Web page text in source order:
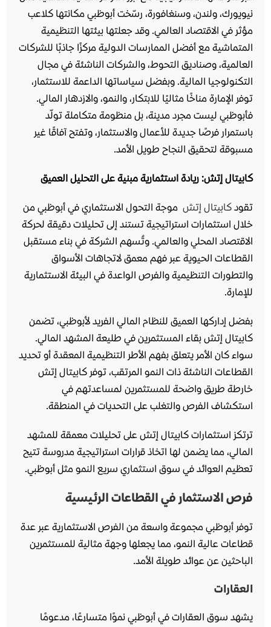
نيويورك، ولندن، وسنغافورة، رسّخت أبوظبي مكانتها كلاعب
مؤثر في الاقتصاد العالمي. وقد جعلتها بيئتها التنظيمية
المتماشية مع أفضل الممارسات الدولية مركزًا جاذبًا للشركات
العالمية، وصناديق التحوط، والشركات الناشئة في مجال
التكنولوجيا المالية. وبفضل سياساتها الداعمة للاستثمار،
توفر الإمارة مناخًا مثاليًا للابتكار، والنمو، والازدهار المالي.
فأبوظبي ليست مجرد مدينة، بل منظومة متكاملة تولّد
باستمرار فرصًا جديدة للأعمال والاستثمار، وتفتح آفاقًا غير
مسبوقة لتحقيق النجاح طويل الأمد.
كابيتال إتش: ريادة استثمارية مبنية على التحليل العميق
تقود كابيتال إتش موجة التحول الاستثماري في أبوظبي من
خلال استثمارات استراتيجية تستند إلى تحليلات دقيقة لحركة
الاقتصاد المحلي والعالمي. وتُسهم الشركة في بناء مستقبل
القطاعات الحيوية عبر فهم معمق لاتجاهات الأسواق
والتطورات التنظيمية والفرص الواعدة في البيئة الاستثمارية
للإمارة.
بفضل إداركها العميق للنظام المالي الفريد لأبوظبي، تضمن
كابيتال إتش بقاء المستثمرين في طليعة المشهد المالي.
سواء كان الأمر يتعلق بفهم الأطر التنظيمية المعقدة أو تحديد
القطاعات الناشئة ذات النمو المرتقب، توفر كابيتال إتش
خارطة طريق واضحة للمستثمرين لمساعدتهم في
استكشاف الفرص والتغلب على التحديات في المنطقة.
ترتكز استثمارات كابيتال إتش على تحليلات معمقة للمشهد
المالي، مما يضمن لها اتخاذ قرارات استراتيجية مدروسة تتيح
تعظيم العوائد في سوق استثماري سريع النمو مثل أبوظبي.
فرص الاستثمار في القطاعات الرئيسية
توفر أبوظبي مجموعة واسعة من الفرص الاستثمارية عبر عدة
قطاعات عالية النمو، مما يجعلها وجهة مثالية للمستثمرين
الباحثين عن عوائد طويلة الأمد.
العقارات
يشهد سوق العقارات في أبوظبي نموًا متسارعًا، مدعومًا